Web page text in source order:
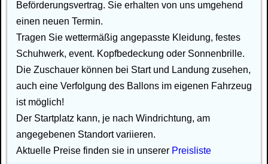
Beförderungsvertrag. Sie erhalten von uns umgehend
einen neuen Termin.
Tragen Sie wettermäßig angepasste Kleidung, festes
Schuhwerk, event. Kopfbedeckung oder Sonnenbrille.
Die Zuschauer können bei Start und Landung zusehen,
auch eine Verfolgung des Ballons im eigenen Fahrzeug
ist möglich!
Der Startplatz kann, je nach Windrichtung, am
angegebenen Standort variieren.
Aktuelle Preise finden sie in unserer Preisliste